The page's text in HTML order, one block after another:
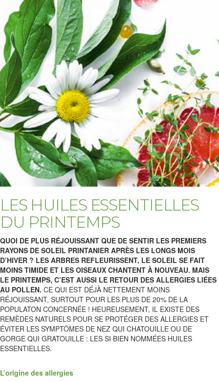
LES HUILES ESSENTIELLES
DU PRINTEMPS
QUOI DE PLUS RÉJOUISSANT QUE DE SENTIR LES PREMIERS
RAYONS DE SOLEIL PRINTANIER APRÈS LES LONGS MOIS
D’HIVER ? LES ARBRES REFLEURISSENT, LE SOLEIL SE FAIT
MOINS TIMIDE ET LES OISEAUX CHANTENT À NOUVEAU. MAIS
LE PRINTEMPS, C’EST AUSSI LE RETOUR DES ALLERGIES LIÉES
AU POLLEN. CE QUI EST DÉJÀ NETTEMENT MOINS
RÉJOUISSANT, SURTOUT POUR LES PLUS DE 20% DE LA
POPULATON CONCERNÉE ! HEUREUSEMENT, IL EXISTE DES
REMÈDES NATURELS POUR SE PROTÉGER DES ALLERGIES ET
ÉVITER LES SYMPTÔMES DE NEZ QUI CHATOUILLE OU DE
GORGE QUI GRATOUILLE : LES SI BIEN NOMMÉES HUILES
ESSENTIELLES.
L’origine des allergies